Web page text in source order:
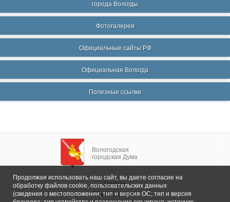
города Вологды
Фотогалерея
Официальные сайты РФ
Официальная Вологда
Полезные ссылки
Вологодская
городская Дума
Главная
Общие сведения
Продолжая использовать наш сайт, вы даете согласие на
обработку файлов cookie, пользовательских данных
(сведения о местоположении; тип и версия ОС; тип и версия